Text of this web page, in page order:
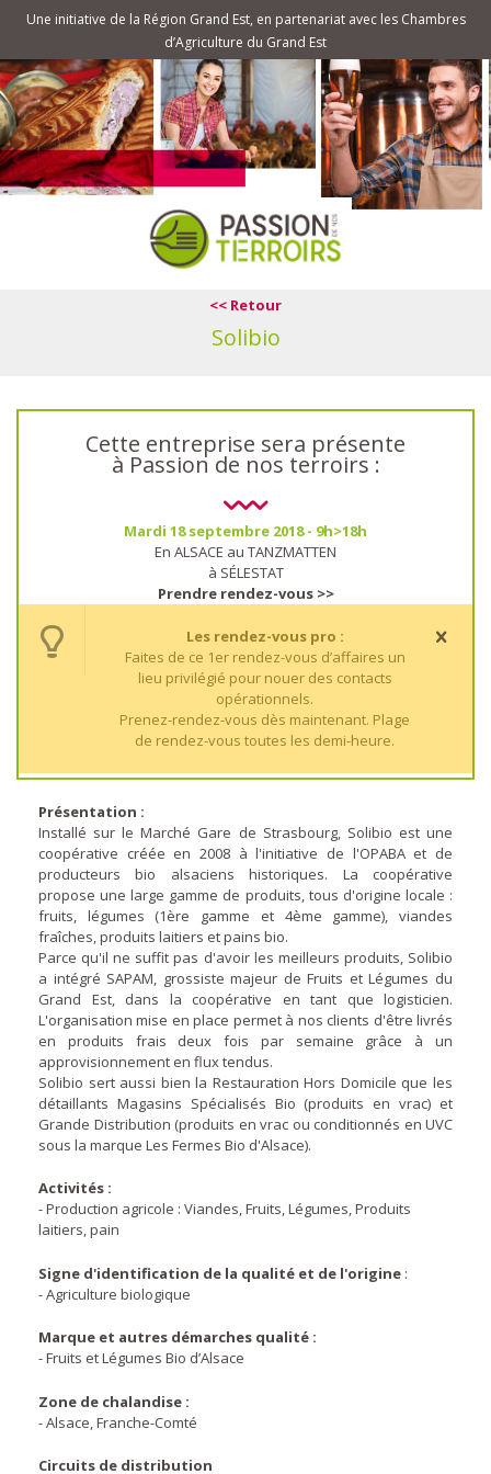
Une initiative de la Région Grand Est, en partenariat avec les Chambres
d’Agriculture du Grand Est
<< Retour
Solibio
Cette entreprise sera présente
à Passion de nos terroirs :
Mardi 18 septembre 2018 - 9h>18h
En ALSACE au TANZMATTEN
à SÉLESTAT
Prendre rendez-vous >>
Les rendez-vous pro :
Faites de ce 1er rendez-vous d’affaires un
lieu privilégié pour nouer des contacts
opérationnels.
Prenez-rendez-vous dès maintenant. Plage
de rendez-vous toutes les demi-heure.
Présentation :
Installé sur le Marché Gare de Strasbourg, Solibio est une
coopérative créée en 2008 à l'initiative de l'OPABA et de
producteurs bio alsaciens historiques. La coopérative
propose une large gamme de produits, tous d'origine locale :
fruits, légumes (1ère gamme et 4ème gamme), viandes
fraîches, produits laitiers et pains bio.
Parce qu'il ne suffit pas d'avoir les meilleurs produits, Solibio
a intégré SAPAM, grossiste majeur de Fruits et Légumes du
Grand Est, dans la coopérative en tant que logisticien.
L'organisation mise en place permet à nos clients d'être livrés
en produits frais deux fois par semaine grâce à un
approvisionnement en flux tendus.
Solibio sert aussi bien la Restauration Hors Domicile que les
détaillants Magasins Spécialisés Bio (produits en vrac) et
Grande Distribution (produits en vrac ou conditionnés en UVC
sous la marque Les Fermes Bio d'Alsace).
Activités :
- Production agricole : Viandes, Fruits, Légumes, Produits
laitiers, pain
Signe d'identification de la qualité et de l'origine :
- Agriculture biologique
Marque et autres démarches qualité :
- Fruits et Légumes Bio d’Alsace
Zone de chalandise :
- Alsace, Franche-Comté
Circuits de distribution